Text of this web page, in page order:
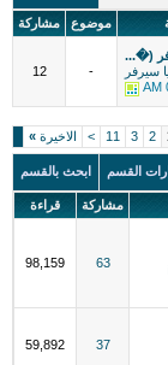
موضوع مشاركة
(�...
سيرفر
-
12
2
3
11
> الاخيرة »
القسم ابحث بالقسم
مشاركة قراءة
63
98,159
37
59,892